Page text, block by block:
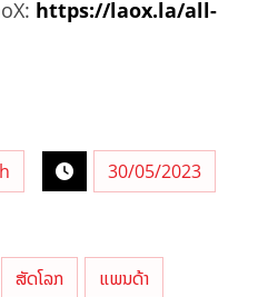
https://laox.la/all-
30/05/2023
ສັດໂລກ ແພນດ້າ